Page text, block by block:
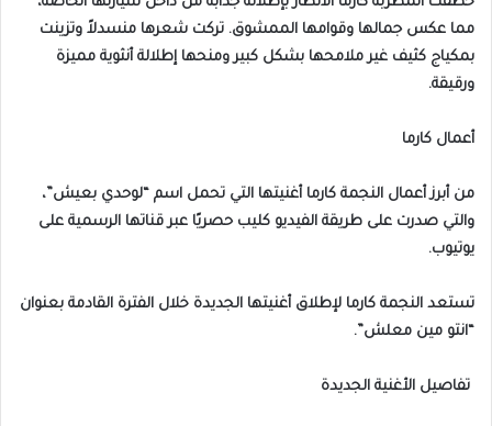
مما عكس جمالها وقوامها الممشوق. تركت شعرها منسدلاً وتزينت
بمكياج كثيف غير ملامحها بشكل كبير ومنحها إطلالة أنثوية مميزة
ورقيقة.
أعمال كارما
من أبرز أعمال النجمة كارما أغنيتها التي تحمل اسم “لوحدي بعيش”،
والتي صدرت على طريقة الفيديو كليب حصريًا عبر قناتها الرسمية على
يوتيوب.
تستعد النجمة كارما لإطلاق أغنيتها الجديدة خلال الفترة القادمة بعنوان
“انتو مين معلش”.
تفاصيل الأغنية الجديدة